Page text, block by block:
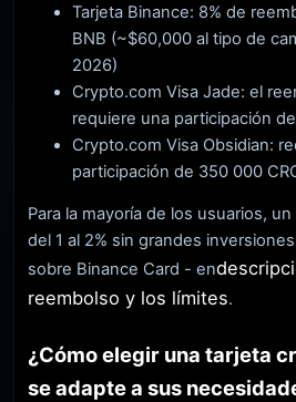
Tarjeta Binance: 8% de
BNB (~$60,000 al tipo de
2026)
Crypto.com Visa Jade: el
requiere una participación
Crypto.com Visa Obsidian:
participación de 350 000
Para la mayoría de los usuarios,
del 1 al 2% sin grandes
sobre Binance Card - en
reembolso y los límites.
¿Cómo elegir una tarjeta
se adapte a sus